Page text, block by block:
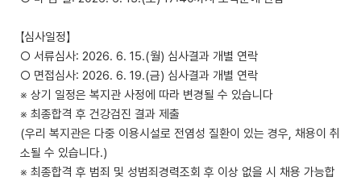
【심사일정】
○ 서류심사: 2026. 6. 15.(월) 심사결과 개별 연락
○ 면접심사: 2026. 6. 19.(금) 심사결과 개별 연락
※ 상기 일정은 복지관 사정에 따라 변경될 수 있습니다
※ 최종합격 후 건강검진 결과 제출
(우리 복지관은 다중 이용시설로 전염성 질환이 있는 경우, 채용이 취
소될 수 있습니다.)
※ 최종합격 후 범죄 및 성범죄경력조회 후 이상 없을 시 채용 가능합